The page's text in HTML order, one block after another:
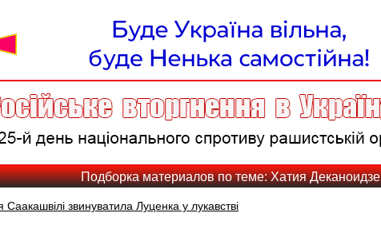
Подборка материалов по теме: Хатия Деканоидзе
звинуватила Луценка у лукавстві